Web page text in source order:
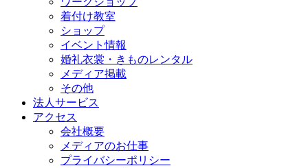
着付け教室
ショップ
イベント情報
婚礼衣裳・きものレンタル
メディア掲載
その他
法人サービス
アクセス
会社概要
メディアのお仕事
プライバシーポリシー